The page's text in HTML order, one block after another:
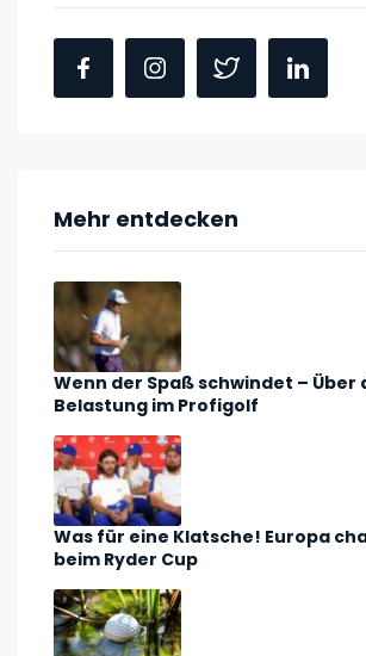
Mehr entdecken
Wenn der Spaß schwindet – Über
Belastung im Profigolf
Was für eine Klatsche! Europa
beim Ryder Cup